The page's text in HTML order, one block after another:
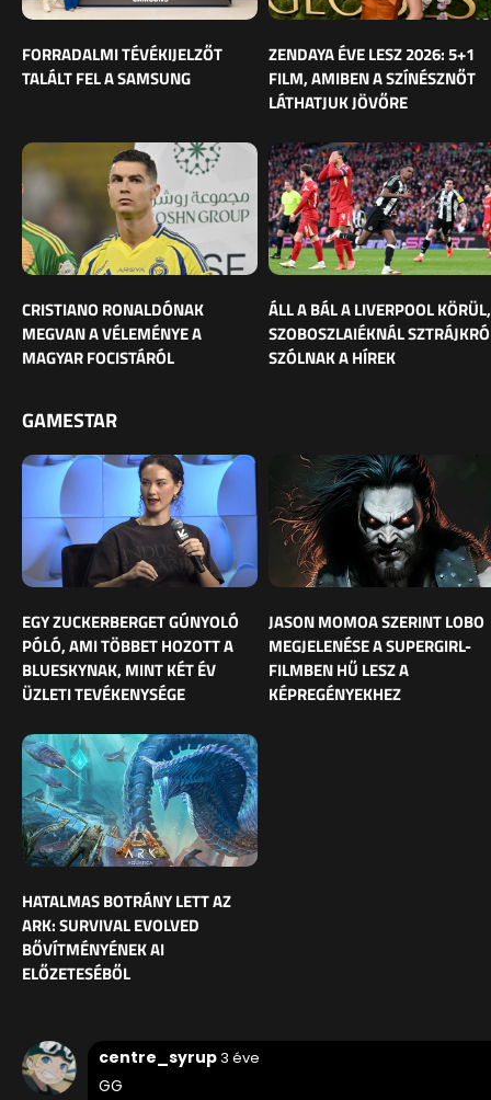
FORRADALMI TÉVÉKIJELZŐT
TALÁLT FEL A SAMSUNG
ZENDAYA ÉVE LESZ 2026: 5+1
FILM, AMIBEN A SZÍNÉSZNŐT
LÁTHATJUK JÖVŐRE
CRISTIANO RONALDÓNAK
MEGVAN A VÉLEMÉNYE A
MAGYAR FOCISTÁRÓL
ÁLL A BÁL A LIVERPOOL KÖRÜL,
SZOBOSZLAIÉKNÁL
SZÓLNAK A HÍREK
GAMESTAR
EGY ZUCKERBERGET GÚNYOLÓ
PÓLÓ, AMI TÖBBET HOZOTT A
BLUESKYNAK, MINT KÉT ÉV
ÜZLETI TEVÉKENYSÉGE
JASON MOMOA SZERINT LOBO
MEGJELENÉSE A SUPERGIRL-
FILMBEN HŰ LESZ A
KÉPREGÉNYEKHEZ
HATALMAS BOTRÁNY LETT AZ
ARK: SURVIVAL EVOLVED
BŐVÍTMÉNYÉNEK AI
ELŐZETESÉBŐL
centre_syrup3 éve
GG